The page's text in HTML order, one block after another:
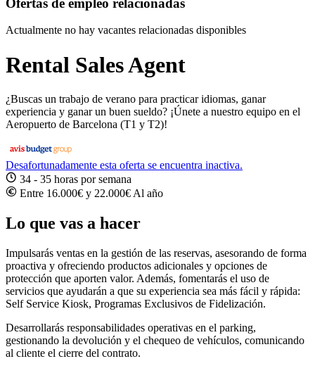
Actualmente no hay vacantes relacionadas disponibles
Rental Sales Agent
¿Buscas un trabajo de verano para practicar idiomas, ganar
experiencia y ganar un buen sueldo? ¡Únete a nuestro equipo en el
Aeropuerto de Barcelona (T1 y T2)!
Desafortunadamente esta oferta se encuentra inactiva.
34 - 35 horas por semana
Entre 16.000€ y 22.000€ Al año
Lo que vas a hacer
Impulsarás ventas en la gestión de las reservas, asesorando de forma
proactiva y ofreciendo productos adicionales y opciones de
protección que aporten valor. Además, fomentarás el uso de
servicios que ayudarán a que su experiencia sea más fácil y rápida:
Self Service Kiosk, Programas Exclusivos de Fidelización.
Desarrollarás responsabilidades operativas en el parking,
gestionando la devolución y el chequeo de vehículos, comunicando
al cliente el cierre del contrato.